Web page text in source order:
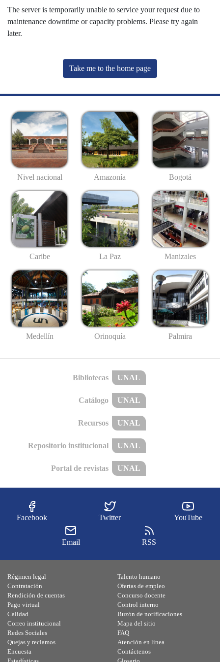
The server is temporarily unable to service your request due to
maintenance downtime or capacity problems. Please try again
later.
Take me to the home page
Nivel nacional Amazonía Bogotá
Caribe La Paz Manizales
Medellín Orinoquía Palmira
Bibliotecas UNAL
Catálogo UNAL
Recursos UNAL
Repositorio institucional UNAL
Portal de revistas UNAL
Facebook Twitter YouTube
Email RSS
Régimen legal
Contratación
Rendición de cuentas
Pago virtual
Calidad
Talento humano
Ofertas de empleo
Concurso docente
Control interno
Buzón de notificaciones
Correo institucional
Redes Sociales
Quejas y reclamos
Encuesta
Mapa del sitio
FAQ
Atención en línea
Contáctenos